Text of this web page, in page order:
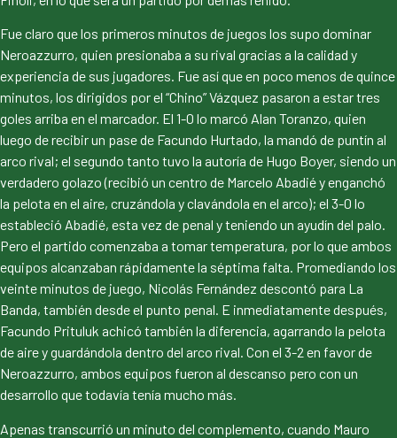
Fue claro que los primeros minutos de juegos los supo dominar
Neroazzurro, quien presionaba a su rival gracias a la calidad y
experiencia de sus jugadores. Fue así que en poco menos de quince
minutos, los dirigidos por el “Chino” Vázquez pasaron a estar tres
goles arriba en el marcador. El 1-0 lo marcó Alan Toranzo, quien
luego de recibir un pase de Facundo Hurtado, la mandó de puntín al
arco rival; el segundo tanto tuvo la autoría de Hugo Boyer, siendo un
verdadero golazo (recibió un centro de Marcelo Abadié y enganchó
la pelota en el aire, cruzándola y clavándola en el arco); el 3-0 lo
estableció Abadié, esta vez de penal y teniendo un ayudín del palo.
Pero el partido comenzaba a tomar temperatura, por lo que ambos
equipos alcanzaban rápidamente la séptima falta. Promediando los
veinte minutos de juego, Nicolás Fernández descontó para La
Banda, también desde el punto penal. E inmediatamente después,
Facundo Prituluk achicó también la diferencia, agarrando la pelota
de aire y guardándola dentro del arco rival. Con el 3-2 en favor de
Neroazzurro, ambos equipos fueron al descanso pero con un
desarrollo que todavía tenía mucho más.
Apenas transcurrió un minuto del complemento, cuando Mauro